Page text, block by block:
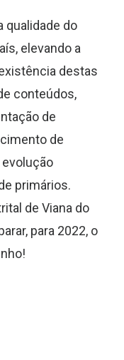
qualidade do
elevando a
destas
conteúdos,
de
de
primários.
de Viana do
para 2022, o